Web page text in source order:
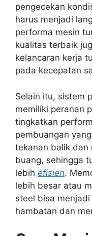
pengecekan
harus menjadi
performa mesin
kualitas terbaik
kelancaran kerja
pada kecepatan
Selain itu, sistem
memiliki peranan
tingkatkan
pembuangan
tekanan balik dan
buang, sehingga
lebih efisien.
lebih besar atau
steel bisa
hambatan dan